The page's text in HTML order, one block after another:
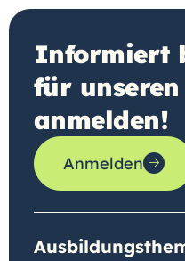
Informiert
für
anmelden!
Anmelden